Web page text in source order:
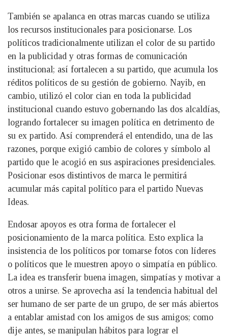
También se apalanca en otras marcas cuando se utiliza
los recursos institucionales para posicionarse. Los
políticos tradicionalmente utilizan el color de su partido
en la publicidad y otras formas de comunicación
institucional; así fortalecen a su partido, que acumula los
réditos políticos de su gestión de gobierno. Nayib, en
cambio, utilizó el color cian en toda la publicidad
institucional cuando estuvo gobernando las dos alcaldías,
logrando fortalecer su imagen política en detrimento de
su ex partido. Así comprenderá el entendido, una de las
razones, porque exigió cambio de colores y símbolo al
partido que le acogió en sus aspiraciones presidenciales.
Posicionar esos distintivos de marca le permitirá
acumular más capital político para el partido Nuevas
Ideas.
Endosar apoyos es otra forma de fortalecer el
posicionamiento de la marca política. Esto explica la
insistencia de los políticos por tomarse fotos con líderes
o políticos que le muestren apoyo o simpatía en público.
La idea es transferir buena imagen, simpatías y motivar a
otros a unirse. Se aprovecha así la tendencia habitual del
ser humano de ser parte de un grupo, de ser más abiertos
a entablar amistad con los amigos de sus amigos; como
dije antes, se manipulan hábitos para lograr el